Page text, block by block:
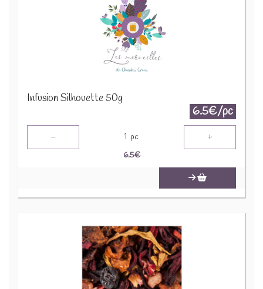
Infusion Silhouette 50g
6.5€/pc
- 1 pc +
6.5€